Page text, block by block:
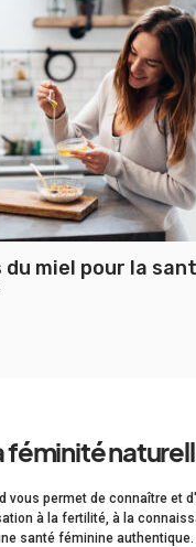
miel pour la
féminité
vous permet de connaître et
à la fertilité, à la
santé féminine authentique.